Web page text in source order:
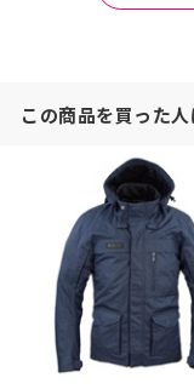
この商品を買った